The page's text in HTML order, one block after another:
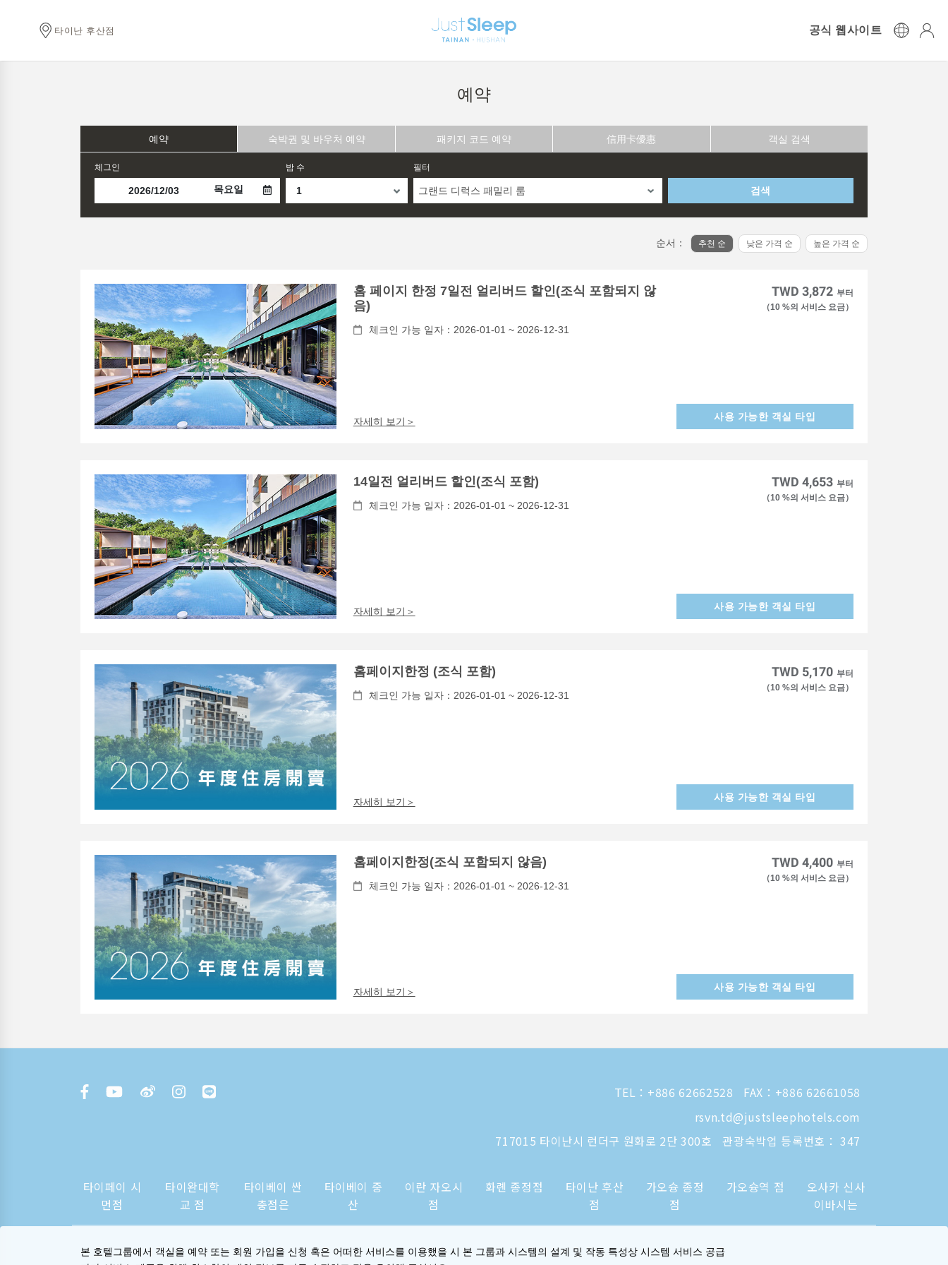
타이난 후산점 공식 웹사이트
예약
예약 숙박권 및 바우처 예약 패키지 코드 예약 信用卡優惠 객실 검색
체그인
목요일
밤 수 필터
그랜드 디럭스 패밀리 룸 검색
순서： 추천 순 낮은 가격 순 높은 가격 순
홈 페이지 한정 7일전 얼리버드 할인(조식 포함되지 않
음)
체크인 가능 일자：2026-01-01 ~ 2026-12-31
자세히 보기＞
TWD 3,872 부터
（10 %의 서비스 요금）
사용 가능한 객실 타입
14일전 얼리버드 할인(조식 포함)
체크인 가능 일자：2026-01-01 ~ 2026-12-31
자세히 보기＞
TWD 4,653 부터
（10 %의 서비스 요금）
사용 가능한 객실 타입
홈페이지한정 (조식 포함)
체크인 가능 일자：2026-01-01 ~ 2026-12-31
자세히 보기＞
TWD 5,170 부터
（10 %의 서비스 요금）
사용 가능한 객실 타입
홈페이지한정(조식 포함되지 않음)
체크인 가능 일자：2026-01-01 ~ 2026-12-31
자세히 보기＞
TWD 4,400 부터
（10 %의 서비스 요금）
사용 가능한 객실 타입
TEL： +886 62662528
FAX：+886 62661058
rsvn.td@justsleephotels.com
717015 타이난시 런더구 원화로 2단 300호
관광숙박업 등록번호： 347
타이페이 시
먼점
타이완대학
교 점
타이베이 싼
충점은
타이베이 중
산
이란 자오시
점
화롄 종정점
타이난 후산
점
가오슝 종정
점
가오슝역 점
오사카 신사
이바시는
본 호텔그룹에서 객실을 예약 또는 회원 가입을 신청 혹은 어떠한 서비스를 이용했을 시 본 그룹과 시스템의 설계 및 작동 특성상 시스템 서비스 공급